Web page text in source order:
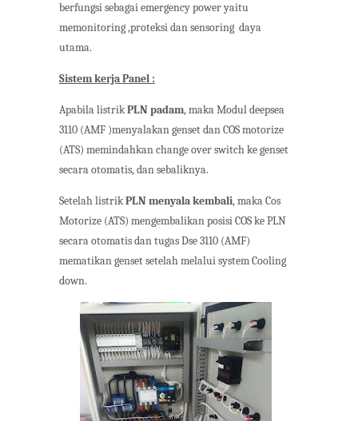
berfungsi sebagai emergency power yaitu
memonitoring ,proteksi dan sensoring daya
utama.
Sistem kerja Panel :
Apabila listrikPLN padam, maka Modul deepsea
3110 (AMF )menyalakan genset dan COS motorize
(ATS) memindahkan change over switch ke genset
secara otomatis, dan sebaliknya.
Setelah listrikPLN menyala kembali, maka Cos
Motorize (ATS) mengembalikan posisi COS ke PLN
secara otomatis dan tugas Dse 3110 (AMF)
mematikan genset setelah melalui system Cooling
down.